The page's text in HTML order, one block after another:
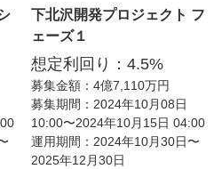
下北沢開発プロジェクト フ
ェーズ１
想定利回り：4.5%
募集金額：4億7,110万円
募集期間：2024年10月08日
10:00〜2024年10月15日 04:00
運用期間：2024年10月30日〜
2025年12月30日